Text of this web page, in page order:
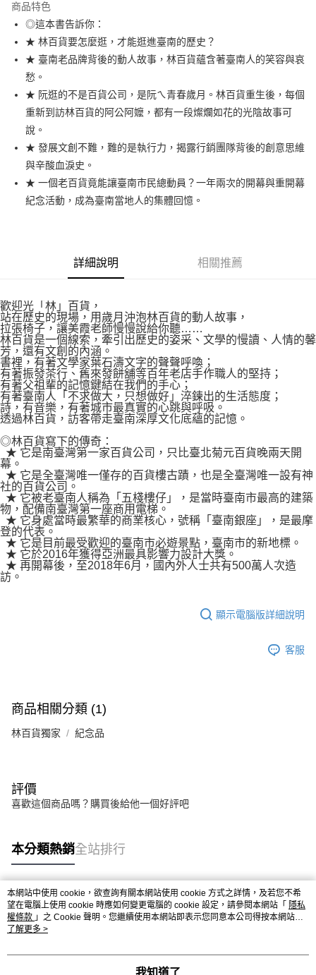
Apple Pay
悠遊付
ATM付款
運送方式
全家付款取貨
每筆NT$60，滿NT$1,000(含以上)免運費
7-11付款取貨
每筆NT$60，滿NT$1,000(含以上)免運費
商品特色
◎這本書告訴你：
★ 林百貨要怎麼逛，才能逛進臺南的歷史？
★ 臺南老品牌背後的動人故事，林百貨蘊含著臺南人的笑容與哀
愁。
★ 阮逛的不是百貨公司，是阮ㄟ青春歲月。林百貨重生後，每個
重新到訪林百貨的阿公阿嬤，都有一段燦爛如花的光陰故事可
說。
★ 發展文創不難，難的是執行力，揭露行銷團隊背後的創意思維
與辛酸血淚史。
★ 一個老百貨竟能讓臺南市民總動員？一年兩次的開幕與重開幕
紀念活動，成為臺南當地人的集體回憶。
詳細說明 相關推薦
歡迎光「林」百貨，
站在歷史的現場，用歲月沖泡林百貨的動人故事，
拉張椅子，讓美霞老師慢慢說給你聽……
林百貨是一個線索，牽引出歷史的姿采、文學的慢讀、人情的馨
芳，還有文創的內涵。
書裡，有著文學家葉石濤文字的聲聲呼喚；
有著振發茶行、舊來發餅舖等百年老店手作職人的堅持；
有著父祖輩的記憶鍵結在我們的手心；
有著臺南人「不求做大，只想做好」淬鍊出的生活態度；
詩，有音樂，有著城市最真實的心跳與呼吸。
透過林百貨，訪客帶走臺南深厚文化底蘊的記憶。
◎林百貨寫下的傳奇：
★ 它是南臺灣第一家百貨公司，只比臺北菊元百貨晚兩天開
幕。
★ 它是全臺灣唯一僅存的百貨樓古蹟，也是全臺灣唯一設有神
社的百貨公司。
★ 它被老臺南人稱為「五棧樓仔」，是當時臺南市最高的建築
物，配備南臺灣第一座商用電梯。
★ 它身處當時最繁華的商業核心，號稱「臺南銀座」，是最摩
登的代表。
★ 它是目前最受歡迎的臺南市必遊景點，臺南市的新地標。
★ 它於2016年獲得亞洲最具影響力設計大獎。
★ 再開幕後，至2018年6月，國內外人士共有500萬人次造
訪。
顯示電腦版詳細說明
客服
商品相關分類 (1)
林百貨獨家 紀念品
評價
喜歡這個商品嗎？購買後給他一個好評吧
本分類熱銷全站排行
熱門標籤
本網站中使用 cookie，欲查詢有關本網站使用 cookie 方式之詳情，及若您不希
望在電腦上使用 cookie 時應如何變更電腦的 cookie 設定，請參閱本網站「 隱私
權條款 」之 Cookie 聲明。您繼續使用本網站即表示您同意本公司得按本網站使
用條款之 Cookie 聲明使用 cookie。
了解更多 >
我知道了